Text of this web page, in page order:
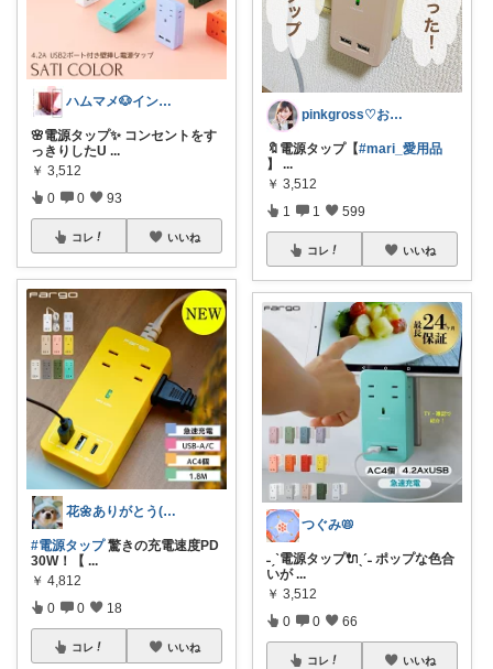
ハムマメ🐶インテリア・キッチン🌸
🌸電源タップ✨ コンセントをす
っきりしたU ...
￥ 3,512
0 0 93
コレ いいね
花🌼ありがとう(*･ω･)*_ _)ﾍ
#電源タップ驚きの充電速度PD
30W！【 ...
￥ 4,812
0 0 18
コレ いいね
pinkgross♡お買い得品更新中♡
🔖電源タップ【#mari_愛用品
】 ...
￥ 3,512
1 1 599
コレ いいね
つぐみ📛
˗ˏˋ電源タップ🔌ˎˊ˗ ポップな色合
いが ...
￥ 3,512
0 0 66
コレ いいね